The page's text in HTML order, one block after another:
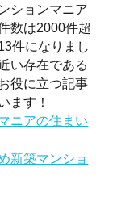
ションマニア
数は2000件超
件になりまし
い存在である
役に立つ記事
ます！
ニアの住まい
新築マンショ